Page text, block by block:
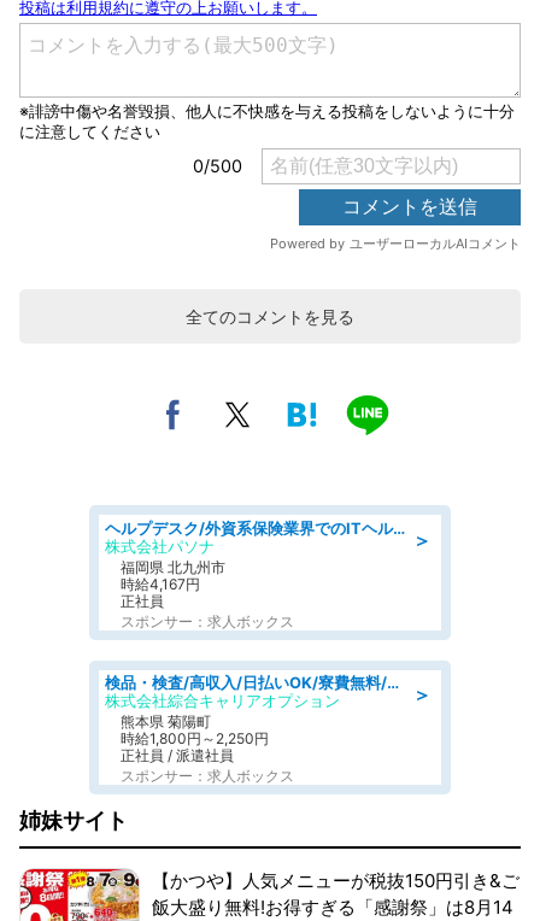
全てのコメントを見る
＞
ヘルプデスク/外資系保険業界でのITヘルプデスク業務/駅近/即日勤務可/ヘルプデスク
株式会社パソナ
福岡県 北九州市
時給4,167円
正社員
スポンサー：求人ボックス
＞
検品・検査/高収入/日払いOK/寮費無料/日勤/20・30・40代活躍中
株式会社綜合キャリアオプション
熊本県 菊陽町
時給1,800円～2,250円
正社員 / 派遣社員
スポンサー：求人ボックス
姉妹サイト
【かつや】人気メニューが税抜150円引き&ご
飯大盛り無料!お得すぎる「感謝祭」は8月14